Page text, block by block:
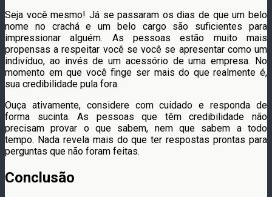
Seja você mesmo! Já se passaram os dias de que um belo
nome no crachá e um belo cargo são suficientes para
impressionar alguém. As pessoas estão muito mais
propensas a respeitar você se você se apresentar como um
indivíduo, ao invés de um acessório de uma empresa. No
momento em que você finge ser mais do que realmente é,
sua credibilidade pula fora.
Ouça ativamente, considere com cuidado e responda de
forma sucinta. As pessoas que têm credibilidade não
precisam provar o que sabem, nem que sabem a todo
tempo. Nada revela mais do que ter respostas prontas para
perguntas que não foram feitas.
Conclusão